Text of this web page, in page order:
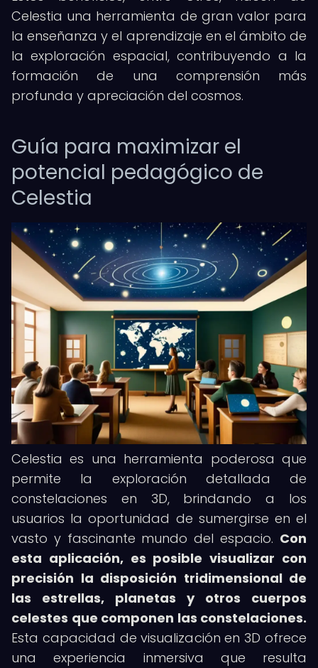
Celestia una herramienta de gran valor para
la enseñanza y el aprendizaje en el ámbito de
la exploración espacial, contribuyendo a la
formación de una comprensión más
profunda y apreciación del cosmos.
Guía para maximizar el
potencial pedagógico de
Celestia
Celestia es una herramienta poderosa que
permite la exploración detallada de
constelaciones en 3D, brindando a los
usuarios la oportunidad de sumergirse en el
vasto y fascinante mundo del espacio. Con
esta aplicación, es posible visualizar con
precisión la disposición tridimensional de
las estrellas, planetas y otros cuerpos
celestes que componen las constelaciones.
Esta capacidad de visualización en 3D ofrece
una experiencia inmersiva que resulta